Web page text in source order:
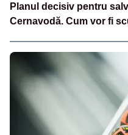
Planul decisiv pentru
Cernavodă. Cum vor fi